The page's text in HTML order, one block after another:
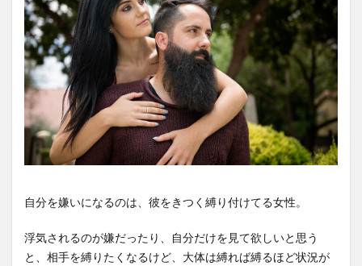
自分を嫌いになるのは、彼をきつく縛り付けてる女性。
浮気されるのが嫌だったり、自分だけを見て欲しいと思う
と、相手を縛りたくなるけど、大体は縛れば縛るほど状況が